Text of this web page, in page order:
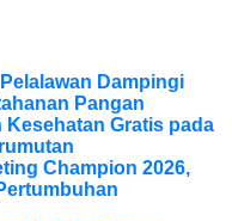
Dampingi
Pangan
Kesehatan Gratis pada
Champion 2026,